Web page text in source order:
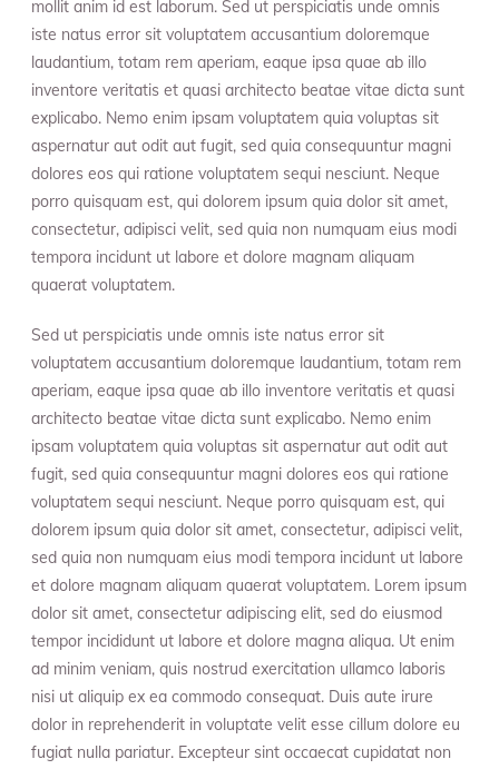
mollit anim id est laborum. Sed ut perspiciatis unde omnis
iste natus error sit voluptatem accusantium doloremque
laudantium, totam rem aperiam, eaque ipsa quae ab illo
inventore veritatis et quasi architecto beatae vitae dicta sunt
explicabo. Nemo enim ipsam voluptatem quia voluptas sit
aspernatur aut odit aut fugit, sed quia consequuntur magni
dolores eos qui ratione voluptatem sequi nesciunt. Neque
porro quisquam est, qui dolorem ipsum quia dolor sit amet,
consectetur, adipisci velit, sed quia non numquam eius modi
tempora incidunt ut labore et dolore magnam aliquam
quaerat voluptatem.
Sed ut perspiciatis unde omnis iste natus error sit
voluptatem accusantium doloremque laudantium, totam rem
aperiam, eaque ipsa quae ab illo inventore veritatis et quasi
architecto beatae vitae dicta sunt explicabo. Nemo enim
ipsam voluptatem quia voluptas sit aspernatur aut odit aut
fugit, sed quia consequuntur magni dolores eos qui ratione
voluptatem sequi nesciunt. Neque porro quisquam est, qui
dolorem ipsum quia dolor sit amet, consectetur, adipisci velit,
sed quia non numquam eius modi tempora incidunt ut labore
et dolore magnam aliquam quaerat voluptatem. Lorem ipsum
dolor sit amet, consectetur adipiscing elit, sed do eiusmod
tempor incididunt ut labore et dolore magna aliqua. Ut enim
ad minim veniam, quis nostrud exercitation ullamco laboris
nisi ut aliquip ex ea commodo consequat. Duis aute irure
dolor in reprehenderit in voluptate velit esse cillum dolore eu
fugiat nulla pariatur. Excepteur sint occaecat cupidatat non